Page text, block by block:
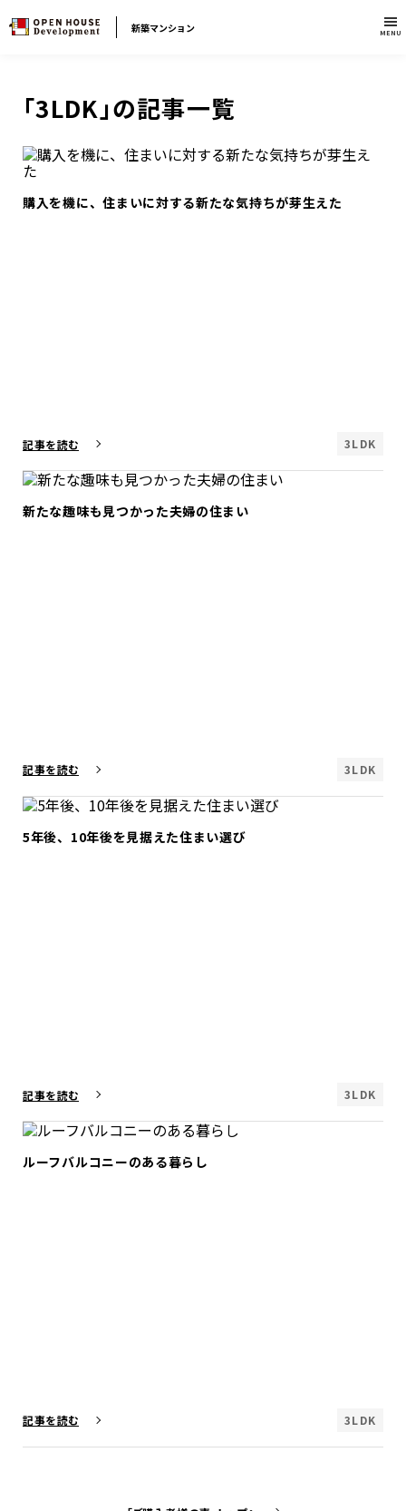
新築マンション MENU
「3LDK」の記事一覧
購入を機に、住まいに対する新たな気持ちが芽生えた
記事を読む 3LDK
新たな趣味も見つかった夫婦の住まい
記事を読む 3LDK
5年後、10年後を見据えた住まい選び
記事を読む 3LDK
ルーフバルコニーのある暮らし
記事を読む 3LDK